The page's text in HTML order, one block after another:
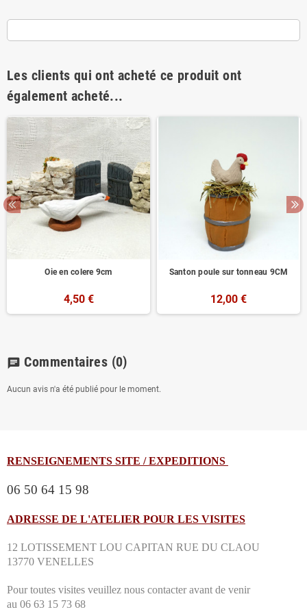
Les clients qui ont acheté ce produit ont
également acheté...
Oie en colere 9cm
4,50 €
Santon poule sur tonneau 9CM
12,00 €
chat Commentaires (0)
Aucun avis n'a été publié pour le moment.
RENSEIGNEMENTS SITE / EXPEDITIONS
06 50 64 15 98
ADRESSE DE L'ATELIER POUR LES VISITES
12 LOTISSEMENT LOU CAPITAN RUE DU CLAOU
13770 VENELLES
Pour toutes visites veuillez nous contacter avant de venir
au 06 63 15 73 68